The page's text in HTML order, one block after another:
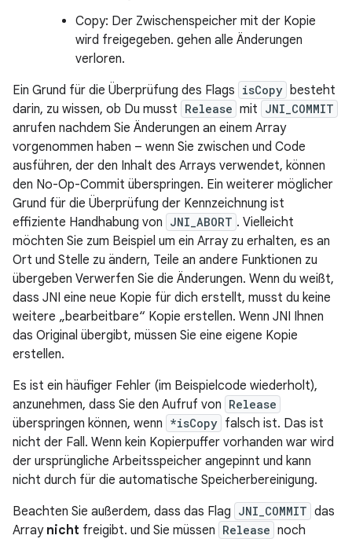
Copy: Der Zwischenspeicher mit der Kopie
wird freigegeben. gehen alle Änderungen
verloren.
Ein Grund für die Überprüfung des Flags isCopy besteht
darin, zu wissen, ob Du musst Release mit JNI_COMMIT
anrufen nachdem Sie Änderungen an einem Array
vorgenommen haben – wenn Sie zwischen und Code
ausführen, der den Inhalt des Arrays verwendet, können
den No-Op-Commit überspringen. Ein weiterer möglicher
Grund für die Überprüfung der Kennzeichnung ist
effiziente Handhabung von JNI_ABORT . Vielleicht
möchten Sie zum Beispiel um ein Array zu erhalten, es an
Ort und Stelle zu ändern, Teile an andere Funktionen zu
übergeben Verwerfen Sie die Änderungen. Wenn du weißt,
dass JNI eine neue Kopie für dich erstellt, musst du keine
weitere „bearbeitbare“ Kopie erstellen. Wenn JNI Ihnen
das Original übergibt, müssen Sie eine eigene Kopie
erstellen.
Es ist ein häufiger Fehler (im Beispielcode wiederholt),
anzunehmen, dass Sie den Aufruf von Release
überspringen können, wenn *isCopy falsch ist. Das ist
nicht der Fall. Wenn kein Kopierpuffer vorhanden war wird
der ursprüngliche Arbeitsspeicher angepinnt und kann
nicht durch für die automatische Speicherbereinigung.
Beachten Sie außerdem, dass das Flag JNI_COMMIT das
Array nicht freigibt. und Sie müssen Release noch